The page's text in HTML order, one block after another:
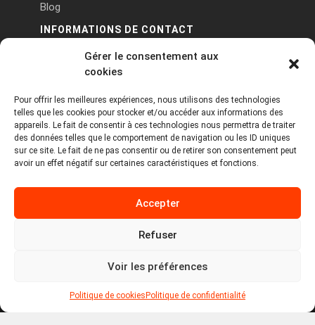
Gérer le consentement aux
cookies
Pour offrir les meilleures expériences, nous utilisons des technologies
telles que les cookies pour stocker et/ou accéder aux informations des
appareils. Le fait de consentir à ces technologies nous permettra de traiter
des données telles que le comportement de navigation ou les ID uniques
sur ce site. Le fait de ne pas consentir ou de retirer son consentement peut
avoir un effet négatif sur certaines caractéristiques et fonctions.
Accepter
Refuser
Voir les préférences
Politique de cookies Politique de confidentialité
Blog
INFORMATIONS DE CONTACT
PA Keneach Ouest - 5 rue de Belle-Île - 56400
contact@logiciels-etiquettes.com
09 71 37 25 93
Politique de cookies